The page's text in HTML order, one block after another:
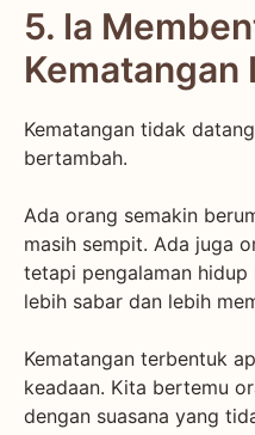
5. Ia
Kematangan
Kematangan tidak
bertambah.
Ada orang semakin
masih sempit. Ada juga
tetapi pengalaman hidup
lebih sabar dan lebih
Kematangan terbentuk
keadaan. Kita bertemu
dengan suasana yang